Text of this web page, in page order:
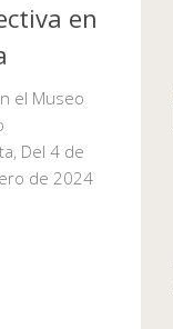
en
el Museo
Del 4 de
de 2024